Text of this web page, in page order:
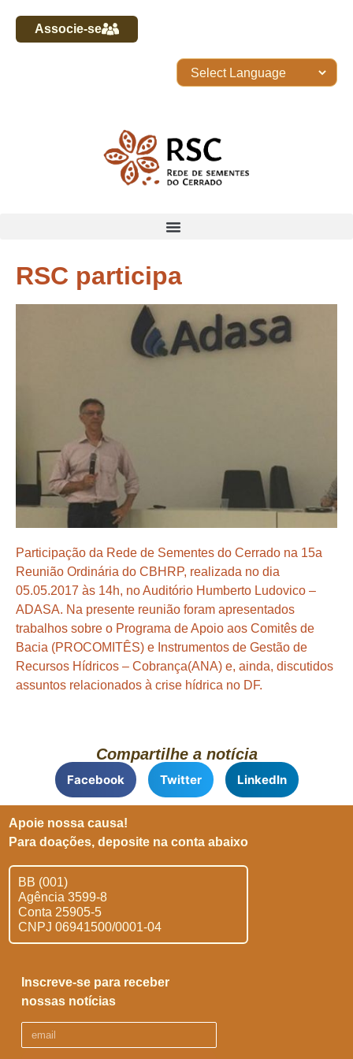
Associe-se
RSC participa
Participação da Rede de Sementes do Cerrado na 15a
Reunião Ordinária do CBHRP, realizada no dia
05.05.2017 às 14h, no Auditório Humberto Ludovico –
ADASA. Na presente reunião foram apresentados
trabalhos sobre o Programa de Apoio aos Comitês de
Bacia (PROCOMITÊS) e Instrumentos de Gestão de
Recursos Hídricos – Cobrança(ANA) e, ainda, discutidos
assuntos relacionados à crise hídrica no DF.
Compartilhe a notícia
Facebook Twitter LinkedIn
Apoie nossa causa!
Para doações, deposite na conta abaixo
BB (001)
Agência 3599-8
Conta 25905-5
CNPJ 06941500/0001-04
Inscreve-se para receber
nossas notícias